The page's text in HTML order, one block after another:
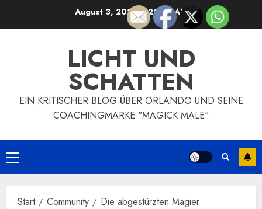
August 3, 20264:25:31 AM
LICHT UND
SCHATTEN
EIN KRITISCHER BLOG ÜBER ORLANDO UND SEINE
COACHINGMARKE "MAGICK MALE"
Primäres
Menü
Start Community Die abgestürzten Magier